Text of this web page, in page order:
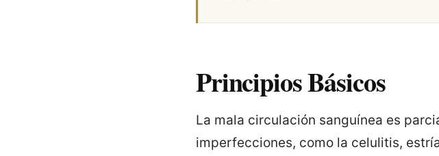
Principios Básicos
La mala circulación sanguínea es
imperfecciones, como la celulitis,